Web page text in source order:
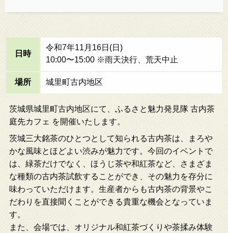
日時
令和7年11月16日(日)
10:00〜15:00 ※雨天決行、荒天中止
場所 城里町古内地区
茨城県城里町古内地区にて、ふるさと魅力発見隊 古内茶
庭先カフェ を開催いたします。
茨城三大銘茶のひとつとして知られる古内茶は、まろや
かな風味とほどよい渋みが魅力です。今回のイベントで
は、緑茶だけでなく、ほうじ茶や和紅茶など、さまざま
な種類の古内茶試飲することができ、その魅力を存分に
味わっていただけます。生産者からも古内茶の背景やこ
だわりを直接聞くことができる貴重な機会となっていま
す。
また、会場では、オリジナル和紅茶づくりや茶揉み体験